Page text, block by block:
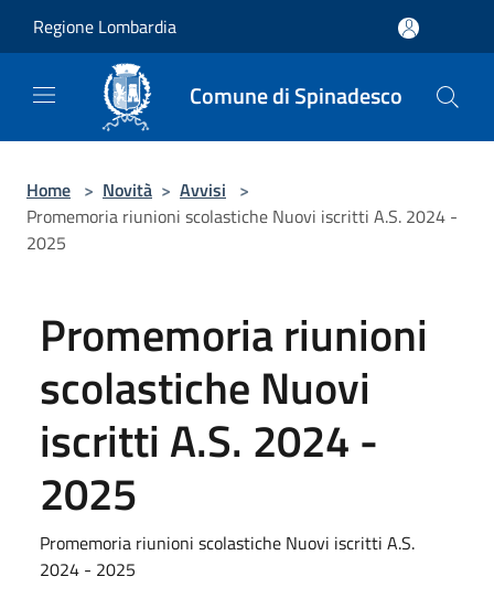
Regione Lombardia
Comune di Spinadesco
Home > Novità > Avvisi >
Promemoria riunioni scolastiche Nuovi iscritti A.S. 2024 -
2025
Promemoria riunioni
scolastiche Nuovi
iscritti A.S. 2024 -
2025
Promemoria riunioni scolastiche Nuovi iscritti A.S.
2024 - 2025